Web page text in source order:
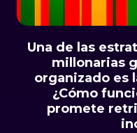
Una de las
millonarias
organizado es
¿Cómo
promete